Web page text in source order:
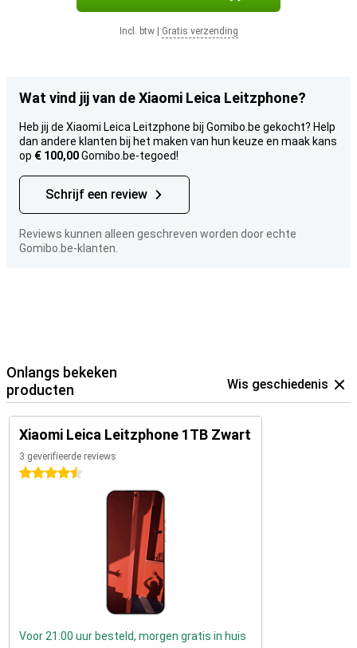
Incl. btw| Gratis verzending
Wat vind jij van de Xiaomi Leica Leitzphone?
Heb jij de Xiaomi Leica Leitzphone bij Gomibo.be gekocht? Help
dan andere klanten bij het maken van hun keuze en maak kans
op € 100,00Gomibo.be-tegoed!
Schrijf een review
Reviews kunnen alleen geschreven worden door echte
Gomibo.be-klanten.
Onlangs bekeken
producten
Wis geschiedenis
Xiaomi Leica Leitzphone 1TB Zwart
3 geverifieerde reviews
4.5 sterren
Voor 21:00 uur besteld, morgen gratis in huis